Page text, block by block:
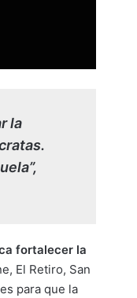
la
fortalecer la
El Retiro, San
para que la